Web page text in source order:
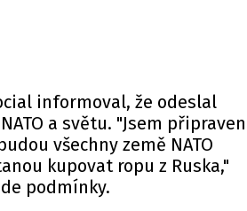
informoval, že odeslal
a světu. "Jsem připraven
všechny země NATO
kupovat ropu z Ruska,"
podmínky.